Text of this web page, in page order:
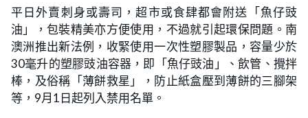
4
1
%
平日外賣刺身或壽司，超市或食肆都會附送「魚仔豉
油」，包裝精美亦方便使用，不過就引起環保問題。南
澳洲推出新法例，收緊使用一次性塑膠製品，容量少於
30毫升的塑膠豉油容器，即「魚仔豉油」、飲管、攪拌
棒，及俗稱「薄餅救星」，防止紙盒壓到薄餅的三腳架
等，9月1日起列入禁用名單。